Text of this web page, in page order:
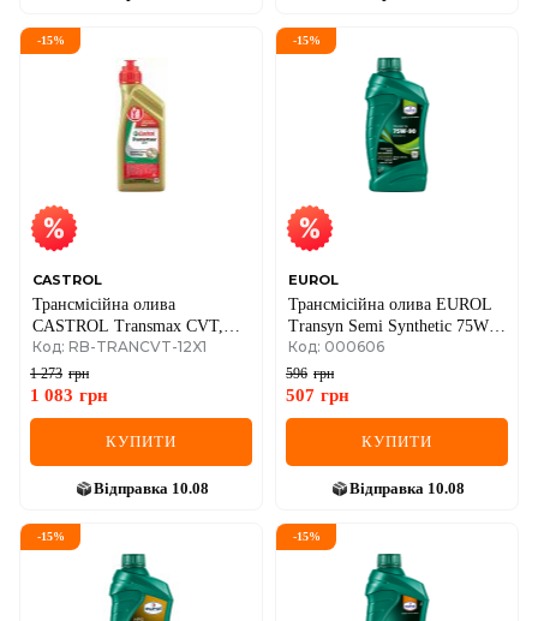
-15%
CASTROL
Трансмісійна олива
CASTROL Transmax CVT,
літр
Код: RB-TRANCVT-12X1
1 273 грн
1 083 грн
КУПИТИ
Відправка 10.08
-15%
EUROL
Трансмісійна олива EUROL
Transyn Semi Synthetic 75W-
90 GL-4/5, 1 літр
Код: 000606
596 грн
507 грн
КУПИТИ
Відправка 10.08
-15% -15%